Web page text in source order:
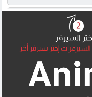
DRIVE
4SHARED